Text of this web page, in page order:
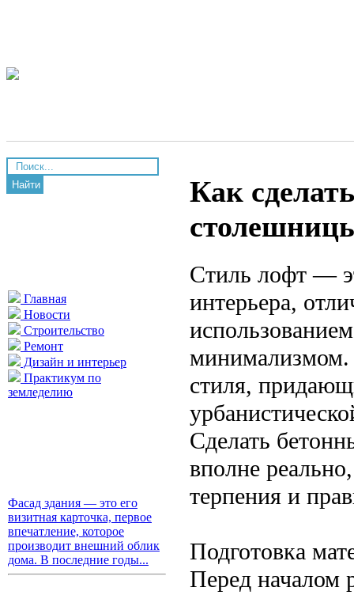
Найти
Главная
Новости
Строительство
Ремонт
Дизайн и интерьер
Практикум по
земледелию
Фасад здания — это его
визитная карточка, первое
впечатление, которое
производит внешний облик
дома. В последние годы...
Как
Стиль лофт —
интерьера,
минимализмом.
стиля,
Сделать
вполне
терпения и
Подготовка
Перед началом